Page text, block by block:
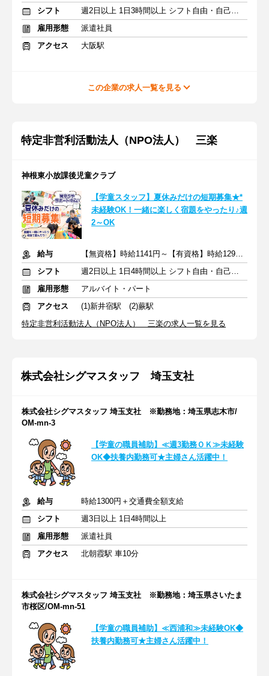
シフト
週2日以上 1日3時間以上 シフト自由・自己申告
雇用形態
派遣社員
アクセス
大阪駅
この企業の求人一覧を見る
特定非営利活動法人（NPO法人） 三楽
神根東小放課後児童クラブ
【学童スタッフ】夏休みだけの短期募集★*
未経験OK！一緒に楽しく宿題をやったり♪週
2～OK
給与
【無資格】時給1141円～【有資格】時給1291円～ 交通費別途支給
シフト
週2日以上 1日4時間以上 シフト自由・自己申告
雇用形態
アルバイト・パート
アクセス
(1)新井宿駅 (2)蕨駅
特定非営利活動法人（NPO法人） 三楽の求人一覧を見る
株式会社シグマスタッフ 埼玉支社
株式会社シグマスタッフ 埼玉支社 ※勤務地：埼玉県志木市/
OM-mn-3
【学童の職員補助】≪週3勤務ＯＫ≫未経験
OK◆扶養内勤務可★主婦さん活躍中！
給与
時給1300円＋交通費全額支給
シフト
週3日以上 1日4時間以上
雇用形態
派遣社員
アクセス
北朝霞駅 車10分
株式会社シグマスタッフ 埼玉支社 ※勤務地：埼玉県さいたま
市桜区/OM-mn-51
【学童の職員補助】≪西浦和≫未経験OK◆
扶養内勤務可★主婦さん活躍中！